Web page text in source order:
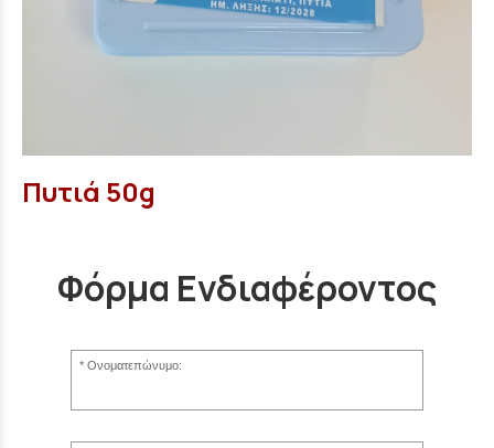
Πυτιά 50g
Φόρμα Ενδιαφέροντος
Ονοματεπώνυμο: